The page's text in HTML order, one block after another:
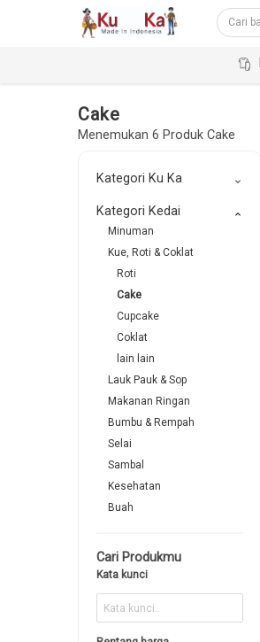
Cake
Menemukan 6 Produk Cake
Kategori Ku Ka keyboard_arrow_down
Kategori Kedai keyboard_arrow_down
Minuman
Kue, Roti & Coklat
Roti
Cake
Cupcake
Coklat
lain lain
Lauk Pauk & Sop
Makanan Ringan
Bumbu & Rempah
Selai
Sambal
Kesehatan
Buah
Cari Produkmu
Kata kunci